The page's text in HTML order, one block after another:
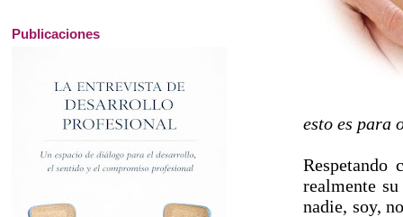
esto es para
Respetando
realmente
nadie, soy,
Publicaciones